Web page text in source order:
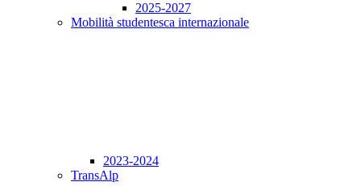
2025-2027
Mobilità studentesca internazionale
2023-2024
TransAlp